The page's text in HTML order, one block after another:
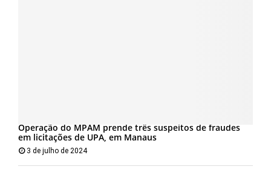
Operação do MPAM prende três suspeitos de fraudes
em licitações de UPA, em Manaus
3 de julho de 2024